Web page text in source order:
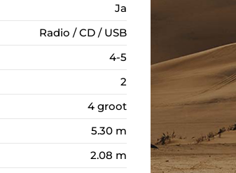
Ja
Radio / CD / USB
4-5
2
4 groot
5.30 m
2.08 m